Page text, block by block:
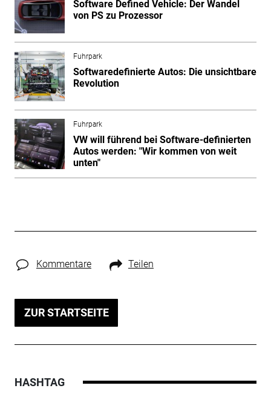
Software Defined Vehicle: Der Wandel
von PS zu Prozessor
Fuhrpark
Softwaredefinierte Autos: Die unsichtbare
Revolution
Fuhrpark
VW will führend bei Software-definierten
Autos werden: "Wir kommen von weit
unten"
Kommentare Teilen
ZUR STARTSEITE
HASHTAG